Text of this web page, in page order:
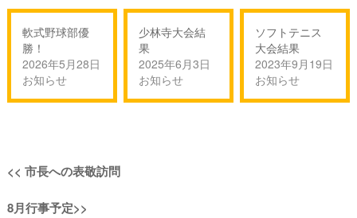
軟式野球部優
勝！
2026年5月28日
お知らせ
少林寺大会結
果
2025年6月3日
お知らせ
ソフトテニス
大会結果
2023年9月19日
お知らせ
投
稿
<< 過
の
市長への表敬訪問
次
8月行事予定>>